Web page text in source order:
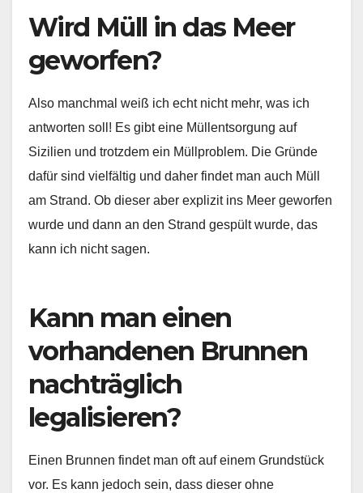
Wird Müll in das Meer
geworfen?
Also manchmal weiß ich echt nicht mehr, was ich
antworten soll! Es gibt eine Müllentsorgung auf
Sizilien und trotzdem ein Müllproblem. Die Gründe
dafür sind vielfältig und daher findet man auch Müll
am Strand. Ob dieser aber explizit ins Meer geworfen
wurde und dann an den Strand gespült wurde, das
kann ich nicht sagen.
Kann man einen
vorhandenen Brunnen
nachträglich
legalisieren?
Einen Brunnen findet man oft auf einem Grundstück
vor. Es kann jedoch sein, dass dieser ohne